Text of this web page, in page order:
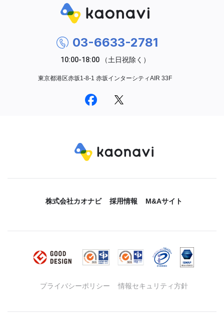
03-6633-2781
東京都港区赤坂1-8-1 赤坂インターシティAIR 33F
株式会社カオナビ 採用情報 M&Aサイト
プライバシーポリシー 情報セキュリティ方針